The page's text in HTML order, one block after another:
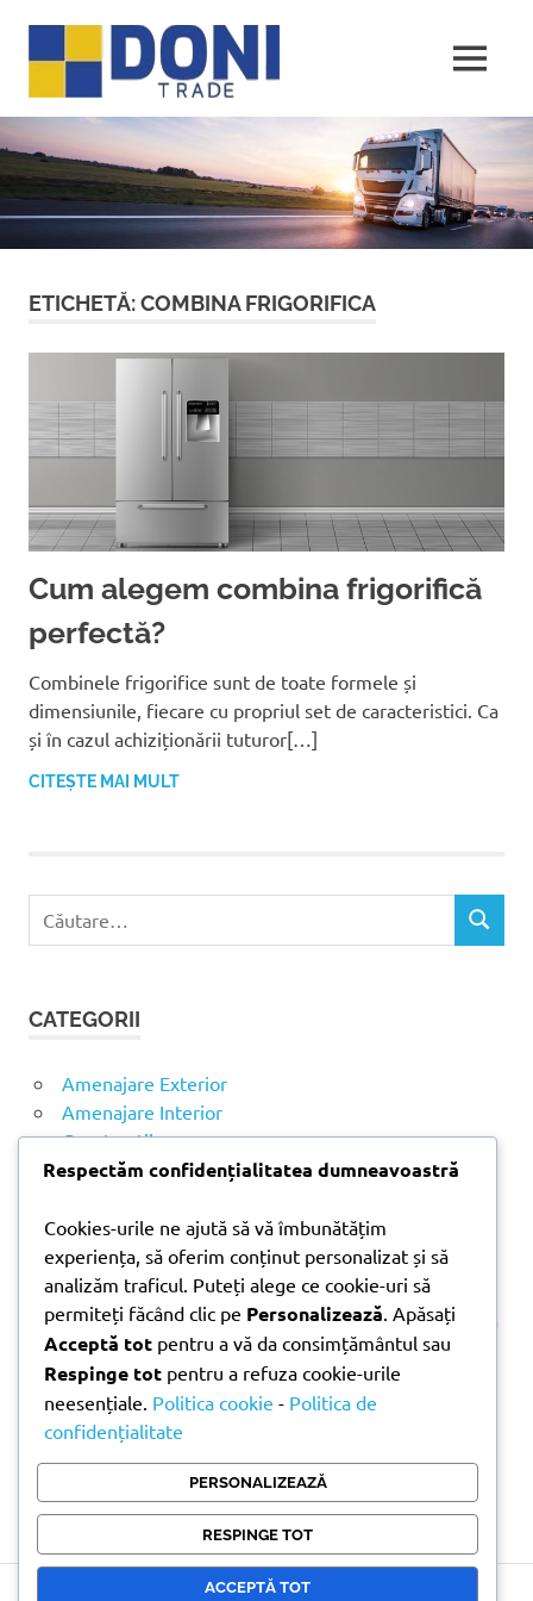
conținut
MENU
ETICHETĂ:COMBINA FRIGORIFICA
Cum alegem combina frigorifică
perfectă?
Combinele frigorifice sunt de toate formele și
dimensiunile, fiecare cu propriul set de caracteristici. Ca
și în cazul achiziționării tuturor[…]
CITEȘTE MAI MULT
ă
u
p
ă
C
CATEGORII
Amenajare Exterior
Amenajare Interior
Construcții
Noutăți
ARTICOLE RECENTE
Parchet laminat sau SPC? Diferențele care contează
Materiale pentru zidărie – avantajele fiecărei soluții
și când se folosesc
Ghid practic pentru alegerea vopselei lavabile
pentru fiecare încăpere
Produse indispensabile pentru lucrările de
întreținere din timpul verii
Respectăm confidențialitatea dumneavoastră
Cookies-urile ne ajută să vă îmbunătățim
experiența, să oferim conținut personalizat și să
analizăm traficul. Puteți alege ce cookie-uri să
permiteți făcând clic pe Personalizează . Apăsați
Acceptă tot pentru a vă da consimțământul sau
Respinge tot pentru a refuza cookie-urile
neesențiale. Politica cookie - Politica de
confidențialitate
PERSONALIZEAZĂ
RESPINGE TOT
ACCEPTĂ TOT